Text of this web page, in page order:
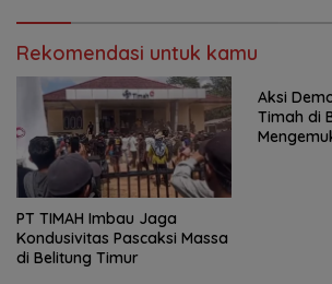
Rekomendasi untuk kamu
PT TIMAH Imbau Jaga
Kondusivitas Pascaksi Massa
di Belitung Timur
Aksi
Timah di